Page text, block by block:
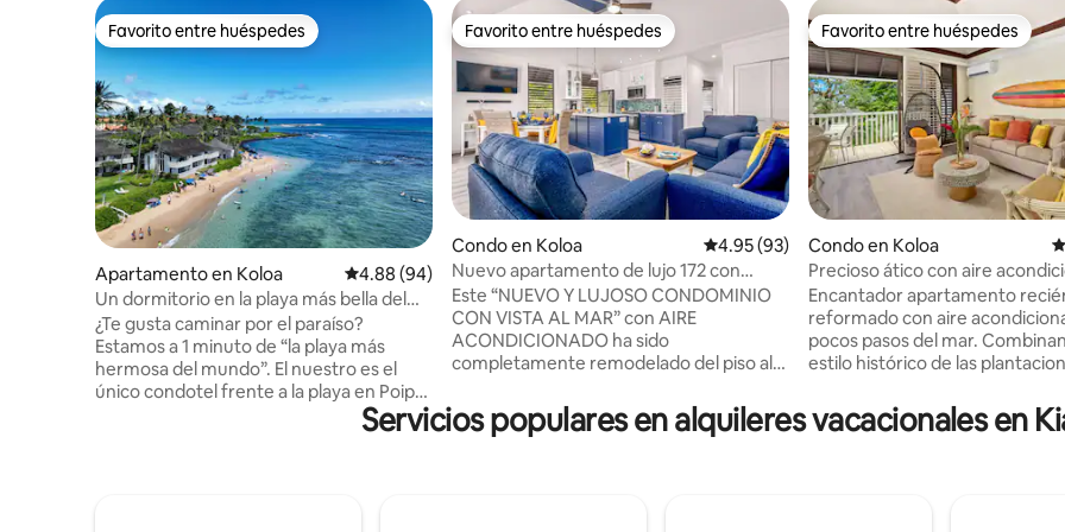
Favorito entre huéspedes
Favorito entre huéspedes
Apartamento en Koloa Calificación promedio: 4.88 de 5, 94 reseñas
4.88 (94)
Un dormitorio en la playa más bella del
mundo
¿Te gusta caminar por el paraíso?
Estamos a 1 minuto de “la playa más
hermosa del mundo”. El nuestro es el
único condotel frente a la playa en Poipu,
con más de 30 acres de lagunas, lirios,
estanques de koi, palmeras, flores
Favorito entre huéspedes
Favorito entre huéspedes
Condo en Koloa Calificación promedio: 4.95 de 5, 93 reseñas
4.95 (93)
Nuevo apartamento de lujo 172 con
vistas al mar azul y aire acondicionado
Este “NUEVO Y LUJOSO CONDOMINIO
CON VISTA AL MAR” con AIRE
ACONDICIONADO ha sido
completamente remodelado del piso al
planta superior con una increíble VISTA
AL MAR. Disfrutarás del flujo de aire
Favorito entre huéspedes
Favorito entre huéspedes
Condo en Koloa
Precioso ático con aire
pocos pasos de la playa!
Encantador apartamento
reformado con aire
pocos pasos del mar.
estilo histórico de las
modernas, este sereno
perfecto para familias, recién
fuera de casa, el apartamento
Servicios populares en alquileres vacacionales en